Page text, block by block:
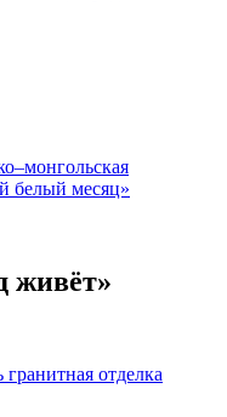
белый месяц»
живёт»
отделка